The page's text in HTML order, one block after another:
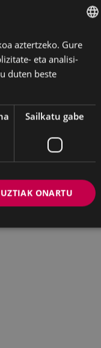
BASQUE
SPANISH
aztertzeko. Gure
eta analisi-
duten beste
Sailkatu gabe
ONARTU